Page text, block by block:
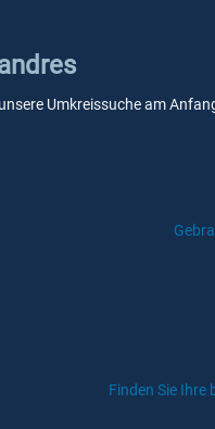
Umkreissuche am
Finden Sie Ihre